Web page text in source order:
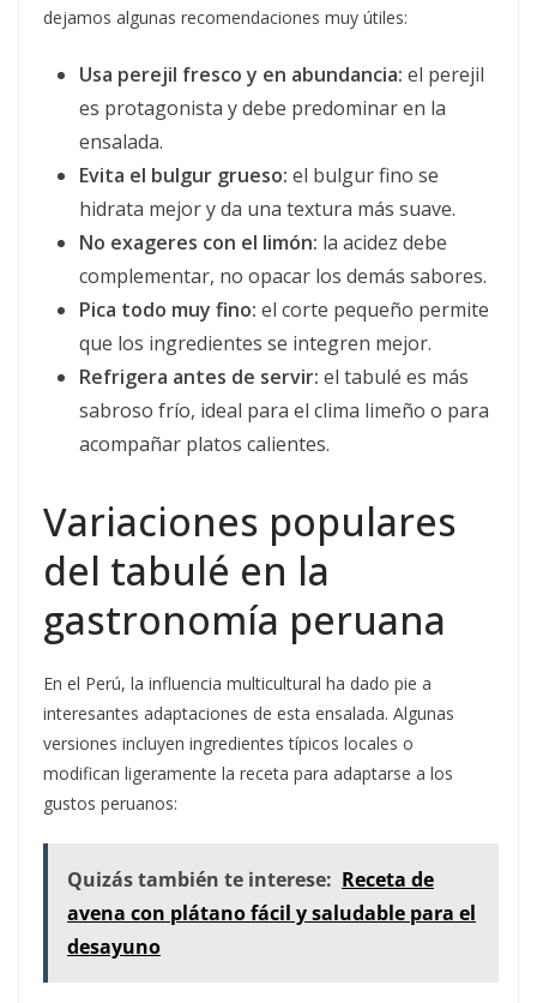
dejamos algunas recomendaciones muy útiles:
Usa perejil fresco y en abundancia: el perejil
es protagonista y debe predominar en la
ensalada.
Evita el bulgur grueso: el bulgur fino se
hidrata mejor y da una textura más suave.
No exageres con el limón: la acidez debe
complementar, no opacar los demás sabores.
Pica todo muy fino: el corte pequeño permite
que los ingredientes se integren mejor.
Refrigera antes de servir: el tabulé es más
sabroso frío, ideal para el clima limeño o para
acompañar platos calientes.
Variaciones populares
del tabulé en la
gastronomía peruana
En el Perú, la influencia multicultural ha dado pie a
interesantes adaptaciones de esta ensalada. Algunas
versiones incluyen ingredientes típicos locales o
modifican ligeramente la receta para adaptarse a los
gustos peruanos:
Quizás también te interese: Receta de
avena con plátano fácil y saludable para el
desayuno